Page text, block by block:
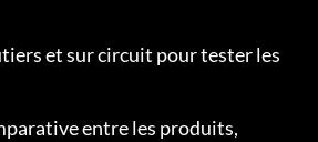
et sur circuit pour tester les
entre les produits,